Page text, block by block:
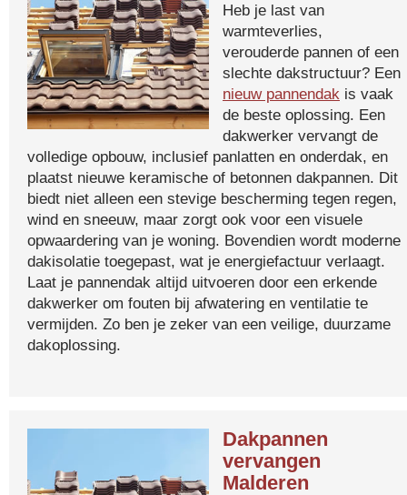
Heb je last van
warmteverlies,
verouderde pannen of een
slechte dakstructuur? Een
nieuw pannendak is vaak
de beste oplossing. Een
dakwerker vervangt de
volledige opbouw, inclusief panlatten en onderdak, en
plaatst nieuwe keramische of betonnen dakpannen. Dit
biedt niet alleen een stevige bescherming tegen regen,
wind en sneeuw, maar zorgt ook voor een visuele
opwaardering van je woning. Bovendien wordt moderne
dakisolatie toegepast, wat je energiefactuur verlaagt.
Laat je pannendak altijd uitvoeren door een erkende
dakwerker om fouten bij afwatering en ventilatie te
vermijden. Zo ben je zeker van een veilige, duurzame
dakoplossing.
Dakpannen
vervangen
Malderen